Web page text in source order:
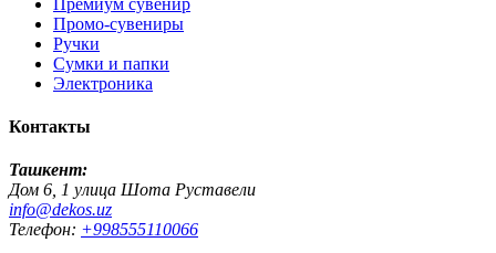
Промо-сувениры
Ручки
Сумки и папки
Электроника
Контакты
Ташкент:
Дом 6, 1 улица Шота Руставели
info@dekos.uz
Телефон: +998555110066